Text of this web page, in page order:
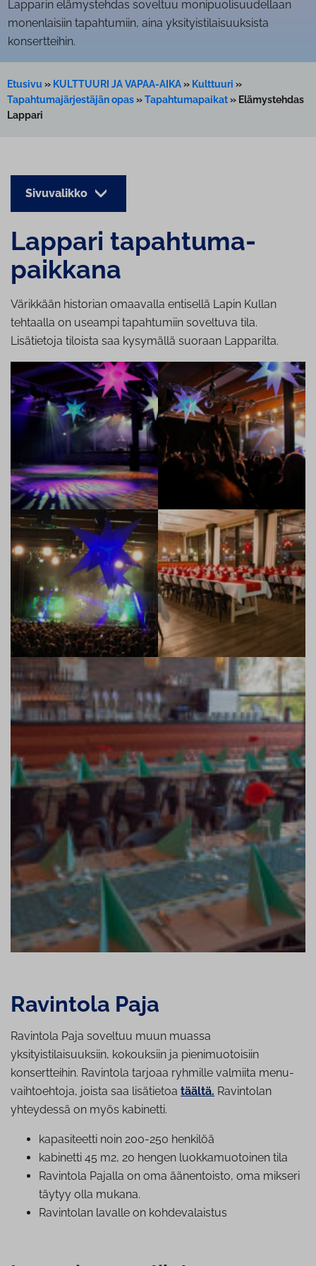
Lapparin elämystehdas soveltuu monipuolisuudellaan
monenlaisiin tapahtumiin, aina yksityistilaisuuksista
konsertteihin.
Etusivu » KULTTUURI JA VAPAA-AIKA» Kulttuuri »
Tapahtumajärjestäjän opas»Tapahtumapaikat» Elämystehdas
Lappari
Sivuvalikko
Lappari ta­pah­tu­ma­
paik­ka­na
Värikkään historian omaavalla entisellä Lapin Kullan
tehtaalla on useampi tapahtumiin soveltuva tila.
Lisätietoja tiloista saa kysymällä suoraan Lapparilta.
Ravintola Paja
Ravintola Paja soveltuu muun muassa
yksityistilaisuuksiin, kokouksiin ja pienimuotoisiin
konsertteihin. Ravintola tarjoaa ryhmille valmiita menu-
vaihtoehtoja, joista saa lisätietoa täältä. Ravintolan
yhteydessä on myös kabinetti.
ka­pa­si­teet­ti noin 200-250 henkilöä
kabinetti 45 m2, 20 hengen luok­ka­muo­toi­nen tila
Ravintola Pajalla on oma äänentoisto, oma mikseri
täytyy olla mukana.
Ravintolan lavalle on koh­de­va­lais­tus